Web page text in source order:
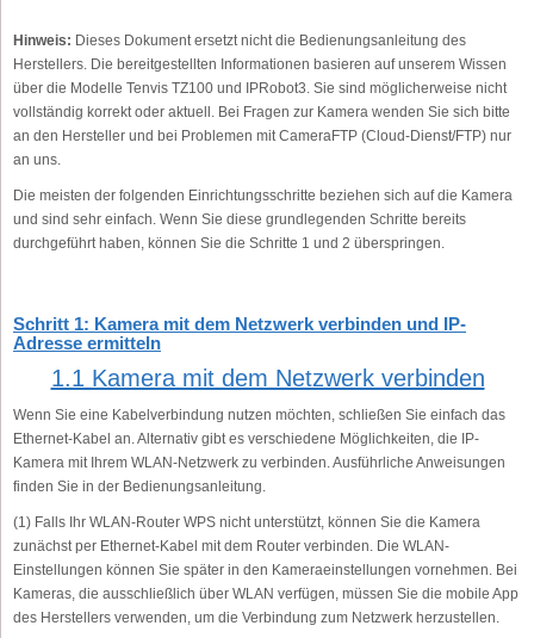
Hinweis: Dieses Dokument ersetzt nicht die Bedienungsanleitung des
Herstellers. Die bereitgestellten Informationen basieren auf unserem Wissen
über die Modelle Tenvis TZ100 und IPRobot3. Sie sind möglicherweise nicht
vollständig korrekt oder aktuell. Bei Fragen zur Kamera wenden Sie sich bitte
an den Hersteller und bei Problemen mit CameraFTP (Cloud-Dienst/FTP) nur
an uns.
Die meisten der folgenden Einrichtungsschritte beziehen sich auf die Kamera
und sind sehr einfach. Wenn Sie diese grundlegenden Schritte bereits
durchgeführt haben, können Sie die Schritte 1 und 2 überspringen.
Schritt 1: Kamera mit dem Netzwerk verbinden und IP-
Adresse ermitteln
1.1 Kamera mit dem Netzwerk verbinden
Wenn Sie eine Kabelverbindung nutzen möchten, schließen Sie einfach das
Ethernet-Kabel an. Alternativ gibt es verschiedene Möglichkeiten, die IP-
Kamera mit Ihrem WLAN-Netzwerk zu verbinden. Ausführliche Anweisungen
finden Sie in der Bedienungsanleitung.
(1) Falls Ihr WLAN-Router WPS nicht unterstützt, können Sie die Kamera
zunächst per Ethernet-Kabel mit dem Router verbinden. Die WLAN-
Einstellungen können Sie später in den Kameraeinstellungen vornehmen. Bei
Kameras, die ausschließlich über WLAN verfügen, müssen Sie die mobile App
des Herstellers verwenden, um die Verbindung zum Netzwerk herzustellen.